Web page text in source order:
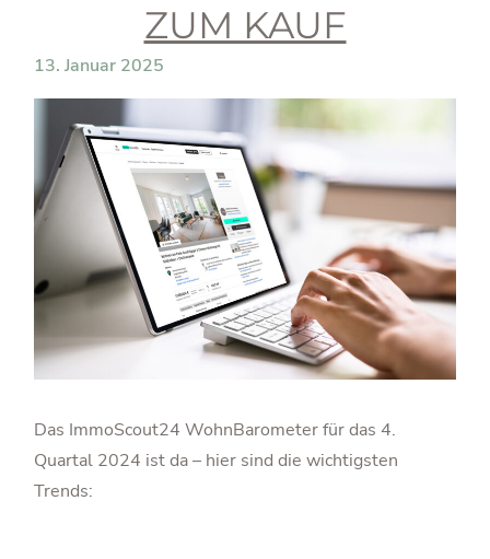
ZUM KAUF
13. Januar 2025
Das ImmoScout24 WohnBarometer für das 4.
Quartal 2024 ist da – hier sind die wichtigsten
Trends: